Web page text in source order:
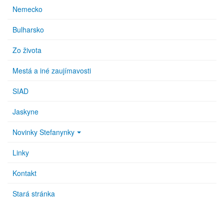
Nemecko
Bulharsko
Zo života
Mestá a iné zaujímavosti
SIAD
Jaskyne
Novinky Stefanynky
Linky
Kontakt
Stará stránka